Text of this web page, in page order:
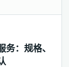
务：规格、